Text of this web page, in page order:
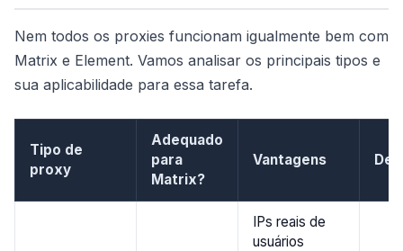
Nem todos os proxies funcionam igualmente bem com
Matrix e Element. Vamos analisar os principais tipos e
sua aplicabilidade para essa tarefa.
Tipo de
proxy
Adequado
para
Matrix?
Vantagens
IPs reais de
usuários